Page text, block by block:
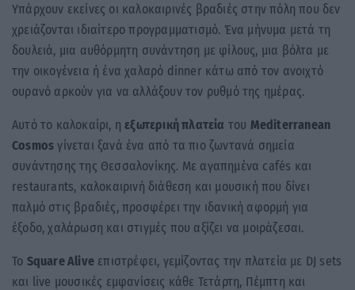
Υπάρχουν εκείνες οι καλοκαιρινές βραδιές στην πόλη που δεν
χρειάζονται ιδιαίτερο προγραμματισμό. Ένα μήνυμα μετά τη
δουλειά, μια αυθόρμητη συνάντηση με φίλους, μια βόλτα με
την οικογένεια ή ένα χαλαρό dinner κάτω από τον ανοιχτό
ουρανό αρκούν για να αλλάξουν τον ρυθμό της ημέρας.
Αυτό το καλοκαίρι, ηεξωτερική πλατεία του Mediterranean
Cosmos γίνεται ξανά ένα από τα πιο ζωντανά σημεία
συνάντησης της Θεσσαλονίκης. Με αγαπημένα cafés και
restaurants, καλοκαιρινή διάθεση και μουσική που δίνει
παλμό στις βραδιές, προσφέρει την ιδανική αφορμή για
έξοδο, χαλάρωση και στιγμές που αξίζει να μοιράζεσαι.
Το Square Alive επιστρέφει, γεμίζοντας την πλατεία με DJ sets
και live μουσικές εμφανίσεις κάθε Τετάρτη, Πέμπτη και